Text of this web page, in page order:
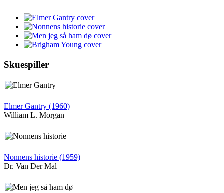
Skuespiller
Elmer Gantry (1960)
William L. Morgan
Nonnens historie (1959)
Dr. Van Der Mal